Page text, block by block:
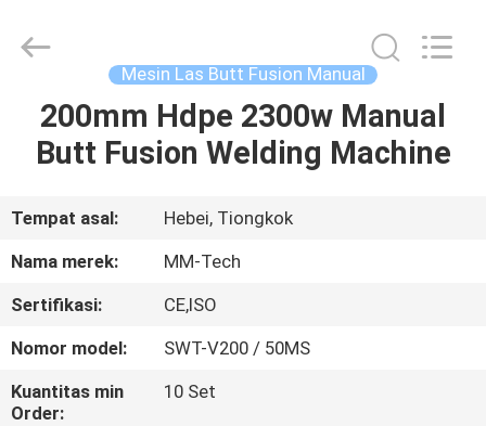
RUMAH
TENTANG
KAMI
TUR
PABRIK
Mingmai
Technology
Reserved.
Mesin Las Butt Fusion Manual
200mm Hdpe 2300w Manual
Butt Fusion Welding Machine
Tempat asal:
Hebei, Tiongkok
Nama merek:
MM-Tech
Sertifikasi:
CE,ISO
Nomor model:
SWT-V200 / 50MS
Kuantitas min
Order:
10 Set